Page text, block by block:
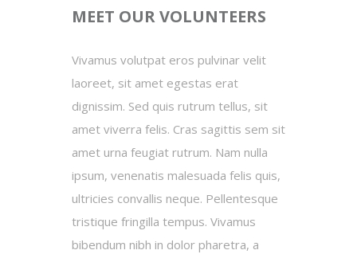
MEET OUR VOLUNTEERS
Vivamus volutpat eros pulvinar velit
laoreet, sit amet egestas erat
dignissim. Sed quis rutrum tellus, sit
amet viverra felis. Cras sagittis sem sit
amet urna feugiat rutrum. Nam nulla
ipsum, venenatis malesuada felis quis,
ultricies convallis neque. Pellentesque
tristique fringilla tempus. Vivamus
bibendum nibh in dolor pharetra, a